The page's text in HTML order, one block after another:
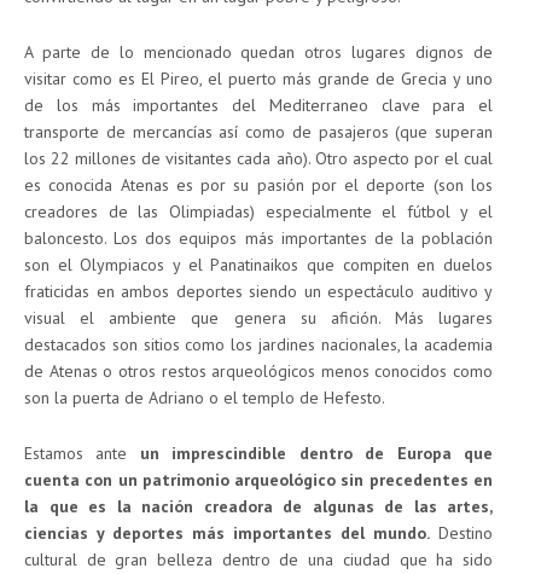
A parte de lo mencionado quedan otros lugares dignos de
visitar como es El Pireo, el puerto más grande de Grecia y uno
de los más importantes del Mediterraneo clave para el
transporte de mercancías así como de pasajeros (que superan
los 22 millones de visitantes cada año). Otro aspecto por el cual
es conocida Atenas es por su pasión por el deporte (son los
creadores de las Olimpiadas) especialmente el fútbol y el
baloncesto. Los dos equipos más importantes de la población
son el Olympiacos y el Panatinaikos que compiten en duelos
fraticidas en ambos deportes siendo un espectáculo auditivo y
visual el ambiente que genera su afición. Más lugares
destacados son sitios como los jardines nacionales, la academia
de Atenas o otros restos arqueológicos menos conocidos como
son la puerta de Adriano o el templo de Hefesto.
Estamos ante un imprescindible dentro de Europa que
cuenta con un patrimonio arqueológico sin precedentes en
la que es la nación creadora de algunas de las artes,
ciencias y deportes más importantes del mundo. Destino
cultural de gran belleza dentro de una ciudad que ha sido